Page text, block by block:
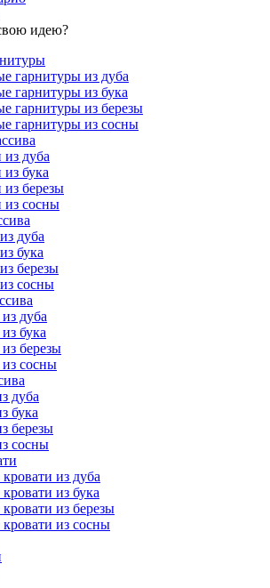
гарнитуры из дуба
гарнитуры из бука
гарнитуры из березы
гарнитуры из сосны
дуба
бука
из березы
из сосны
дуба
бука
березы
сосны
дуба
бука
березы
сосны
дуба
бука
березы
сосны
из дуба
из бука
из березы
кровати из сосны